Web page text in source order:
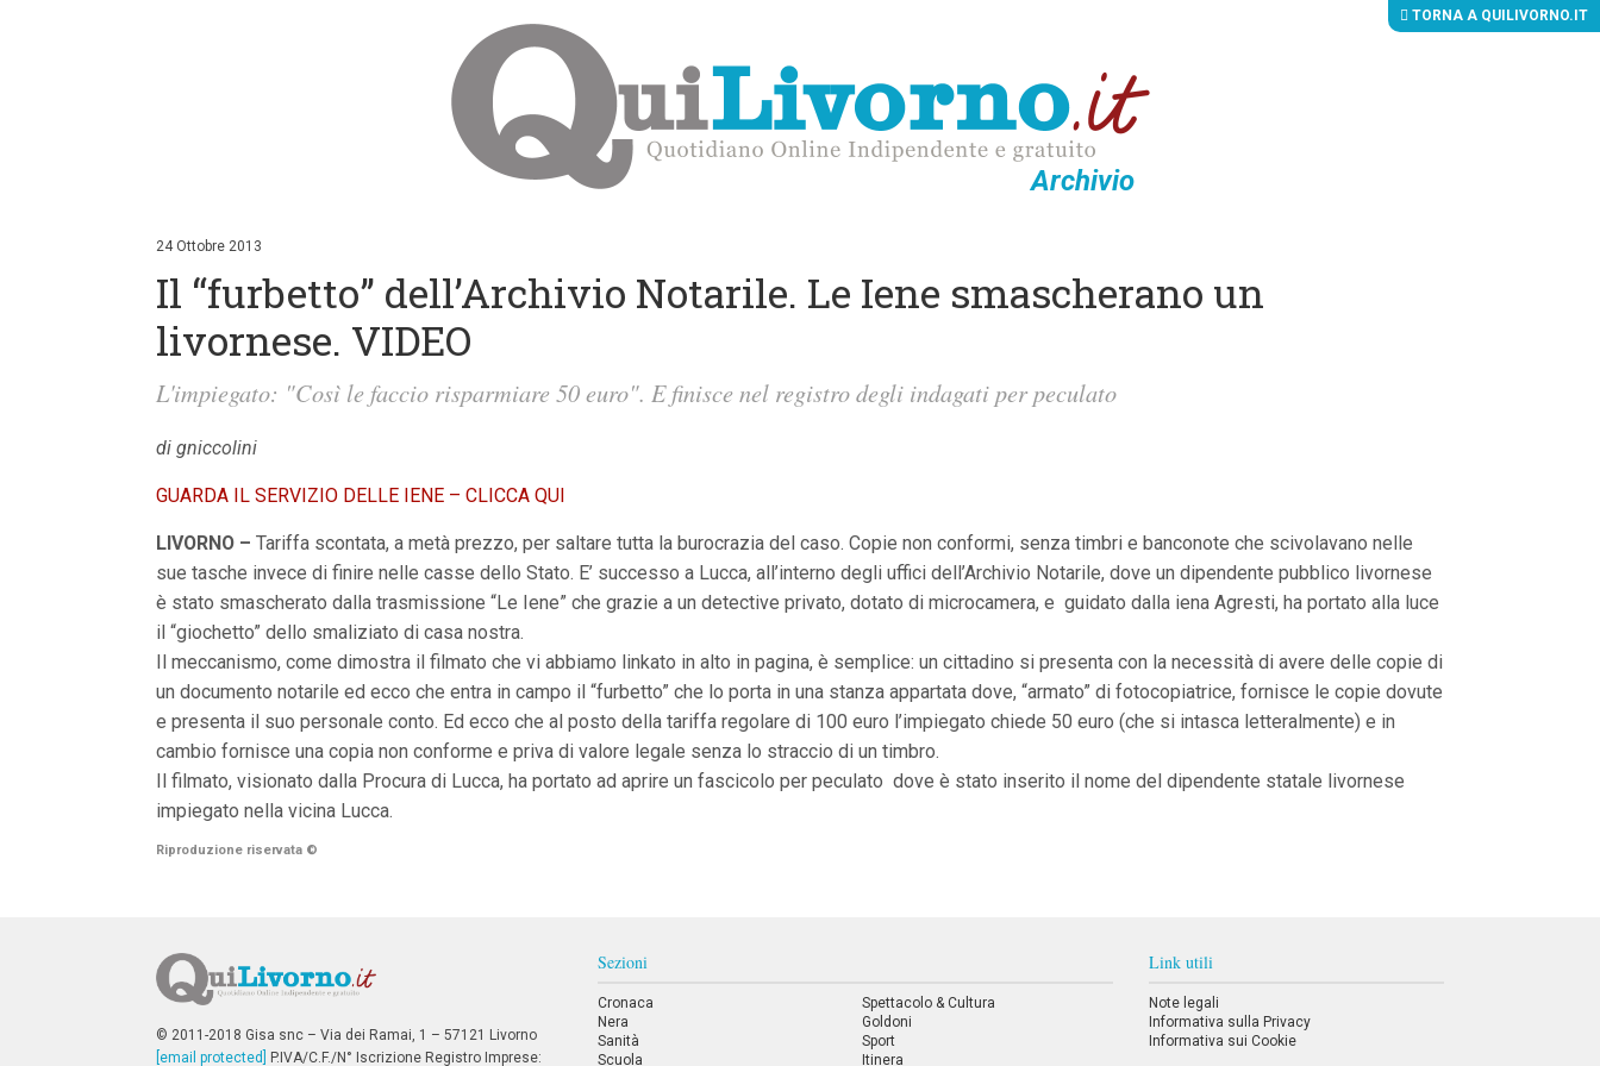
Archivio
i
i
t
n
t
r
i
p
a
l
V
i
a
M
e
ù
i
p
l
e
TORNA A QUILIVORNO.IT
24 Ottobre 2013
Il “furbetto” dell’Archivio Notarile. Le Iene smascherano un
livornese. VIDEO
L'impiegato: "Così le faccio risparmiare 50 euro". E finisce nel registro degli indagati per peculato
di gniccolini
GUARDA IL SERVIZIO DELLE IENE – CLICCA QUI
LIVORNO – Tariffa scontata, a metà prezzo, per saltare tutta la burocrazia del caso. Copie non conformi, senza timbri e banconote che scivolavano nelle
sue tasche invece di finire nelle casse dello Stato. E’ successo a Lucca, all’interno degli uffici dell’Archivio Notarile, dove un dipendente pubblico livornese
è stato smascherato dalla trasmissione “Le Iene” che grazie a un detective privato, dotato di microcamera, e guidato dalla iena Agresti, ha portato alla luce
il “giochetto” dello smaliziato di casa nostra.
Il meccanismo, come dimostra il filmato che vi abbiamo linkato in alto in pagina, è semplice: un cittadino si presenta con la necessità di avere delle copie di
un documento notarile ed ecco che entra in campo il “furbetto” che lo porta in una stanza appartata dove, “armato” di fotocopiatrice, fornisce le copie dovute
e presenta il suo personale conto. Ed ecco che al posto della tariffa regolare di 100 euro l’impiegato chiede 50 euro (che si intasca letteralmente) e in
cambio fornisce una copia non conforme e priva di valore legale senza lo straccio di un timbro.
Il filmato, visionato dalla Procura di Lucca, ha portato ad aprire un fascicolo per peculato dove è stato inserito il nome del dipendente statale livornese
impiegato nella vicina Lucca.
Riproduzione riservata ©
© 2011-2018 Gisa snc – Via dei Ramai, 1 – 57121 Livorno
[email protected]
P.IVA/C.F./N° Iscrizione Registro Imprese:
Sezioni
Cronaca
Nera
Sanità
Scuola
Spettacolo & Cultura
Goldoni
Sport
Itinera
Link utili
Note legali
Informativa sulla Privacy
Informativa sui Cookie